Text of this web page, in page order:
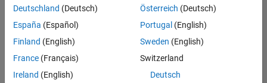
Deutschland (Deutsch)
España (Español)
Finland (English)
France (Français)
Ireland (English)
Österreich (Deutsch)
Portugal (English)
Sweden (English)
Switzerland
Deutsch
Información de contacto
© 1994-2026 The MathWorks, Inc.